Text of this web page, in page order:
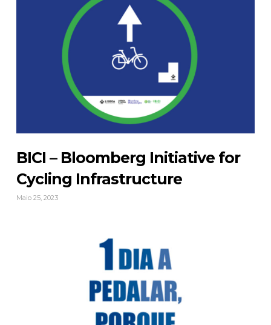
BICI – Bloomberg Initiative for
Cycling Infrastructure
Maio 25, 2023